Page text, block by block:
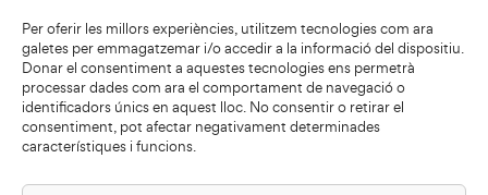
Per oferir les millors experiències, utilitzem tecnologies com ara
galetes per emmagatzemar i/o accedir a la informació del dispositiu.
Donar el consentiment a aquestes tecnologies ens permetrà
processar dades com ara el comportament de navegació o
identificadors únics en aquest lloc. No consentir o retirar el
consentiment, pot afectar negativament determinades
característiques i funcions.